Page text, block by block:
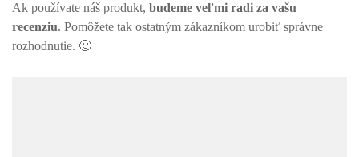
Ak používate náš produkt, budeme veľmi radi za vašu
recenziu. Pomôžete tak ostatným zákazníkom urobiť správne
rozhodnutie. 🙂